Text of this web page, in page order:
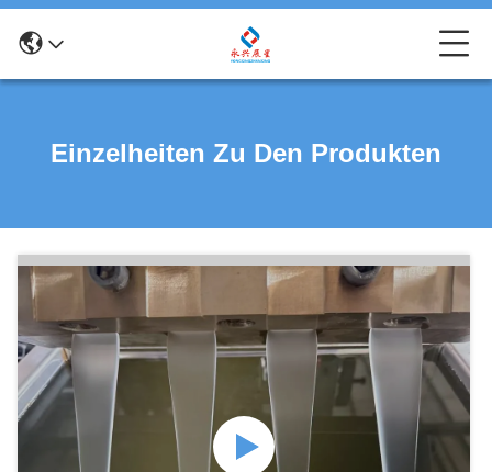
Einzelheiten Zu Den Produkten